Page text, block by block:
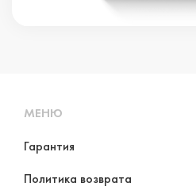
МЕНЮ
Гарантия
Политика возврата